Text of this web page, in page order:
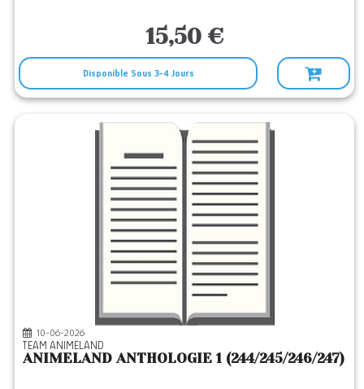
15,50 €
Disponible Sous 3-4 Jours
10-06-2026
TEAM ANIMELAND
ANIMELAND ANTHOLOGIE 1 (244/245/246/247)